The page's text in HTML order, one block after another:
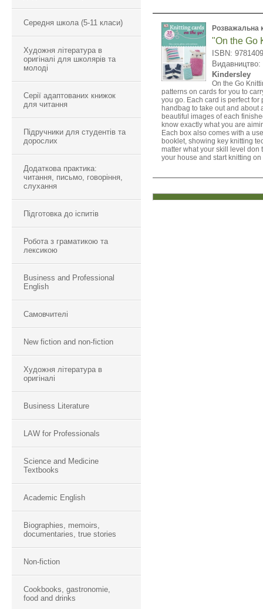
Середня школа (5-11 класи)
Художня література в
оригіналі для школярів та
молоді
Серії адаптованих книжок
для читання
Підручники для студентів та
дорослих
Додаткова практика:
читання, письмо, говоріння,
слухання
Підготовка до іспитів
Робота з граматикою та
лексикою
Business and Professional
English
Самовчителі
New fiction and non-fiction
Художня література в
оригіналі
Business Literature
LAW for Professionals
Science and Medicine
Textbooks
Academic English
Biographies, memoirs,
documentaries, true stories
Non-fiction
Cookbooks, gastronomie,
food and drinks
Розважальна
"On the Go
ISBN:
Видавництво:
Kindersley
On the Go
patterns on cards for you to
you go. Each card is perfect for
handbag to take out and about
beautiful images of each
know exactly what you are
Each box also comes with a
booklet, showing key knitting
matter what your skill level don
your house and start knitting on